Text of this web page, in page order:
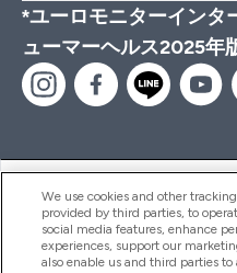
*ユーロモニターインタ
ューマーヘルス2025年
ヘルプ＆ガイド
商品について
We use cookies and other
provided by third parties, to
social media features, enhance
experiences, support our
also enable us and third parties to